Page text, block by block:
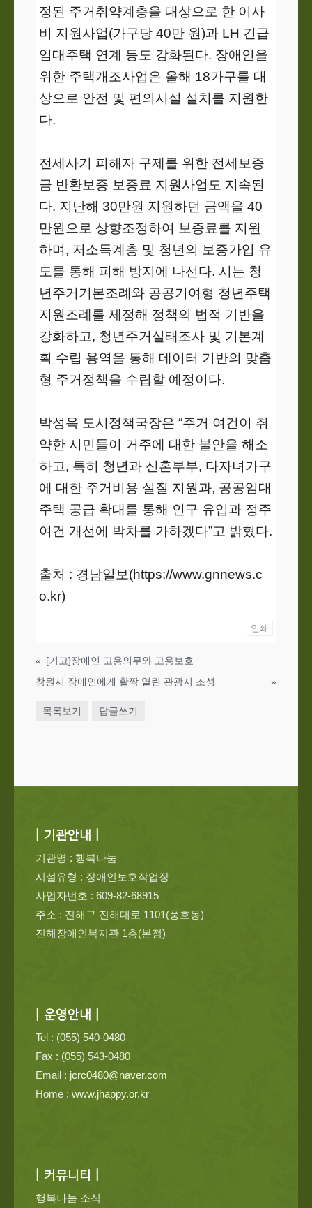
정된 주거취약계층을 대상으로 한 이사
비 지원사업(가구당 40만 원)과 LH 긴급
임대주택 연계 등도 강화된다. 장애인을
위한 주택개조사업은 올해 18가구를 대
상으로 안전 및 편의시설 설치를 지원한
다.
전세사기 피해자 구제를 위한 전세보증
금 반환보증 보증료 지원사업도 지속된
다. 지난해 30만원 지원하던 금액을 40
만원으로 상향조정하여 보증료를 지원
하며, 저소득계층 및 청년의 보증가입 유
도를 통해 피해 방지에 나선다. 시는 청
년주거기본조례와 공공기여형 청년주택
지원조례를 제정해 정책의 법적 기반을
강화하고, 청년주거실태조사 및 기본계
획 수립 용역을 통해 데이터 기반의 맞춤
형 주거정책을 수립할 예정이다.
박성옥 도시정책국장은 “주거 여건이 취
약한 시민들이 거주에 대한 불안을 해소
하고, 특히 청년과 신혼부부, 다자녀가구
에 대한 주거비용 실질 지원과, 공공임대
주택 공급 확대를 통해 인구 유입과 정주
여건 개선에 박차를 가하겠다”고 밝혔다.
출처 : 경남일보(https://www.gnnews.c
o.kr)
인쇄
« [기고]장애인 고용의무와 고용보호
창원시 장애인에게 활짝 열린 관광지 조성
»
목록보기 답글쓰기
| 기관안내 |
기관명 : 행복나눔
시설유형 : 장애인보호작업장
사업자번호 : 609-82-68915
주소 : 진해구 진해대로 1101(풍호동)
진해장애인복지관 1층(본점)
| 운영안내 |
Tel : (055) 540-0480
Fax : (055) 543-0480
Email : jcrc0480@naver.com
Home : www.jhappy.or.kr
| 커뮤니티 |
행복나눔 소식